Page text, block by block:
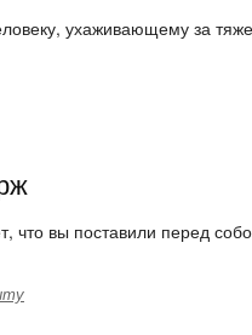
ухаживающему за
что вы поставили перед